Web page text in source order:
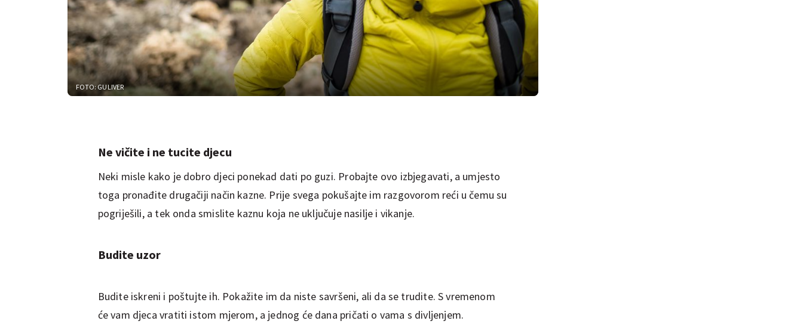
FOTO: GULIVER
Ne vičite i ne tucite djecu
Neki misle kako je dobro djeci ponekad dati po guzi. Probajte ovo izbjegavati, a umjesto
toga pronađite drugačiji način kazne. Prije svega pokušajte im razgovorom reći u čemu su
pogriješili, a tek onda smislite kaznu koja ne uključuje nasilje i vikanje.
Budite uzor
Budite iskreni i poštujte ih. Pokažite im da niste savršeni, ali da se trudite. S vremenom
će vam djeca vratiti istom mjerom, a jednog će dana pričati o vama s divljenjem.